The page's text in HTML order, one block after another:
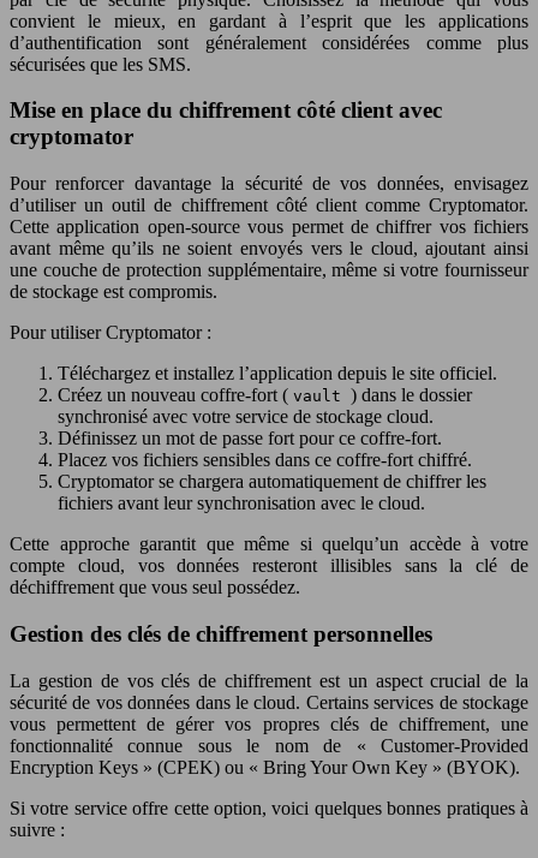
convient le mieux, en gardant à l’esprit que les applications
d’authentification sont généralement considérées comme plus
sécurisées que les SMS.
Mise en place du chiffrement côté client avec
cryptomator
Pour renforcer davantage la sécurité de vos données, envisagez
d’utiliser un outil de chiffrement côté client comme Cryptomator.
Cette application open-source vous permet de chiffrer vos fichiers
avant même qu’ils ne soient envoyés vers le cloud, ajoutant ainsi
une couche de protection supplémentaire, même si votre fournisseur
de stockage est compromis.
Pour utiliser Cryptomator :
Téléchargez et installez l’application depuis le site officiel.
Créez un nouveau coffre-fort ( vault ) dans le dossier
synchronisé avec votre service de stockage cloud.
Définissez un mot de passe fort pour ce coffre-fort.
Placez vos fichiers sensibles dans ce coffre-fort chiffré.
Cryptomator se chargera automatiquement de chiffrer les
fichiers avant leur synchronisation avec le cloud.
Cette approche garantit que même si quelqu’un accède à votre
compte cloud, vos données resteront illisibles sans la clé de
déchiffrement que vous seul possédez.
Gestion des clés de chiffrement personnelles
La gestion de vos clés de chiffrement est un aspect crucial de la
sécurité de vos données dans le cloud. Certains services de stockage
vous permettent de gérer vos propres clés de chiffrement, une
fonctionnalité connue sous le nom de « Customer-Provided
Encryption Keys » (CPEK) ou « Bring Your Own Key » (BYOK).
Si votre service offre cette option, voici quelques bonnes pratiques à
suivre :